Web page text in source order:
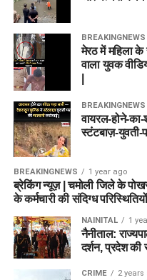
BREAKINGNEWS
मेरठ में महिला
वाला युवक
BREAKINGNEWS
वायरल-होने-
स्टंटबाज़-युवती-
BREAKINGNEWS 1 year ago
ब्रेकिंग न्यूज़ | चमोली जिले के
के कर्मचारी की संदिग्ध
NAINITAL 1
नैनीताल:
दर्शन, प्रदेश
CRIME 2 years